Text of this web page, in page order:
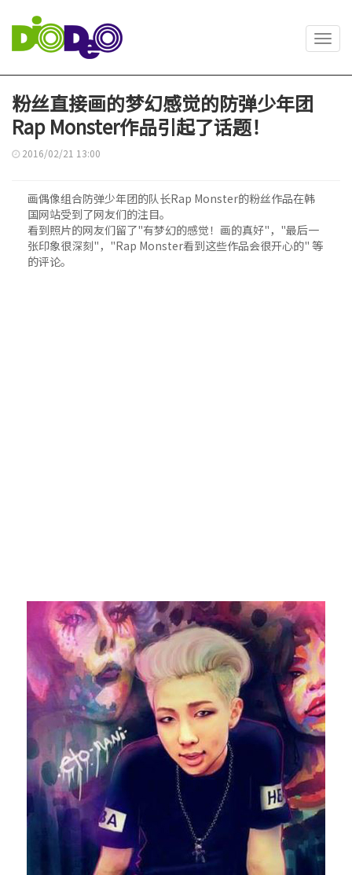
粉丝直接画的梦幻感觉的防弹少年团
Rap Monster作品引起了话题！
2016/02/21 13:00
画偶像组合防弹少年团的队长Rap Monster的粉丝作品在韩
国网站受到了网友们的注目。
看到照片的网友们留了"有梦幻的感觉！画的真好"，"最后一
张印象很深刻"，"Rap Monster看到这些作品会很开心的" 等
的评论。